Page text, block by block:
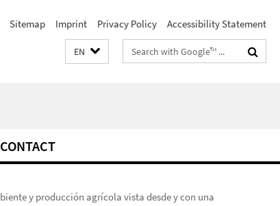
Sitemap Imprint Privacy Policy Accessibility Statement
EN
Search
terms
CONTACT
y producción agrícola vista desde y con una